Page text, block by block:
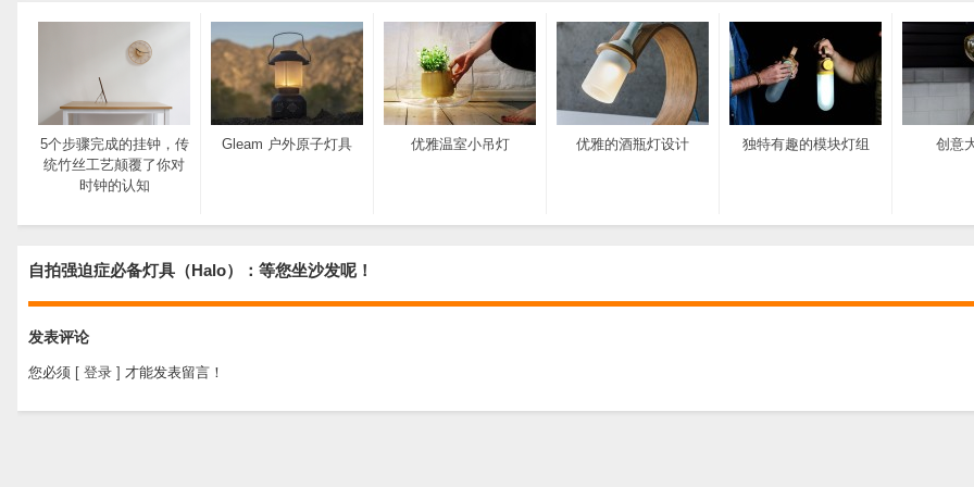
5个步骤完成的挂钟，传
统竹丝工艺颠覆了你对
时钟的认知
Gleam 户外原子灯具 优雅温室小吊灯 优雅的酒瓶灯设计 独特有趣的模块灯组 创意
自拍强迫症必备灯具（Halo）：等您坐沙发呢！
发表评论
您必须 [ 登录 ] 才能发表留言！